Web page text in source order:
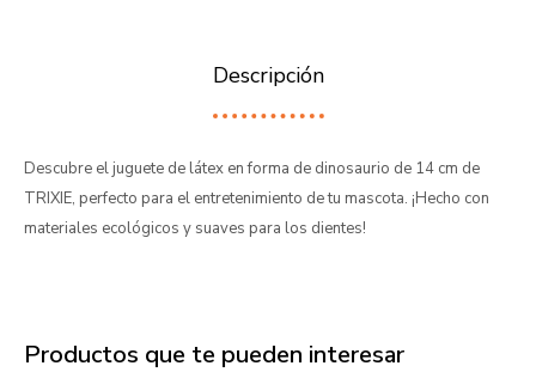
Descripción
Descubre el juguete de látex en forma de dinosaurio de 14 cm de
TRIXIE, perfecto para el entretenimiento de tu mascota. ¡Hecho con
materiales ecológicos y suaves para los dientes!
Productos que te pueden interesar